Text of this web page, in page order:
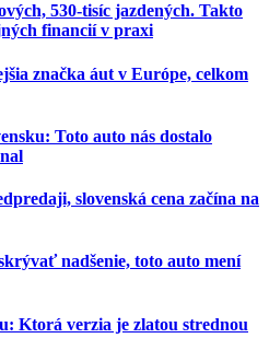
530-tisíc jazdených. Takto
financií v praxi
značka áut v Európe, celkom
Toto auto nás dostalo
slovenská cena začína na
nadšenie, toto auto mení
Ktorá verzia je zlatou strednou